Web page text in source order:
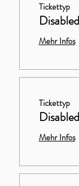
Tickettyp
Mehr Infos
Tickettyp
Mehr Infos